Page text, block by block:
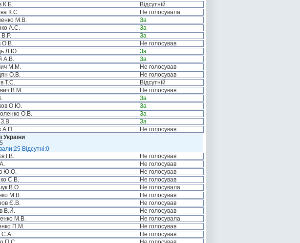
К.Б.
Відсутній
К.Є.
Не голосувала
М.В.
За
А.С.
За
В.Р.
За
О.В.
Не голосував
Л.Ю.
За
А.В.
За
М.М.
Не голосував
О.В.
Не голосував
Т.С.
Відсутній
В.М.
Не голосував
За
О.Ю.
За
О.В.
За
З.В.
За
А.П.
Не голосував
України
Відсутні:0
І.В.
Не голосував
Не голосував
Ю.О.
Не голосував
С.В.
Не голосував
В.О.
Не голосувала
М.В.
Не голосував
Є.В.
Не голосував
В.Й.
Не голосував
М.В.
Не голосувала
П.М.
Не голосував
С.А.
Не голосував